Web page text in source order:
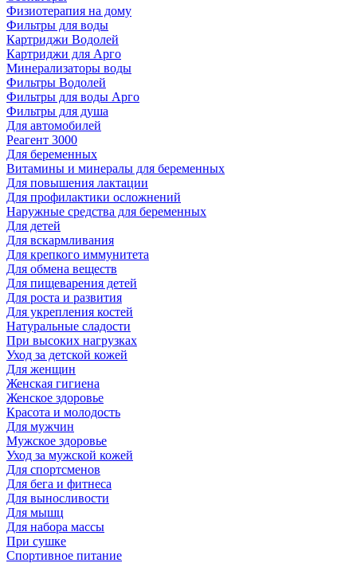
Физиотерапия на дому
Фильтры для воды
Картриджи Водолей
Картриджи для Арго
Минерализаторы воды
Фильтры Водолей
Фильтры для воды Арго
Фильтры для душа
Для автомобилей
Реагент 3000
Для беременных
Витамины и минералы для беременных
Для повышения лактации
Для профилактики осложнений
Наружные средства для беременных
Для детей
Для вскармливания
Для крепкого иммунитета
Для обмена веществ
Для пищеварения детей
Для роста и развития
Для укрепления костей
Натуральные сладости
При высоких нагрузках
Уход за детской кожей
Для женщин
Женская гигиена
Женское здоровье
Красота и молодость
Для мужчин
Мужское здоровье
Уход за мужской кожей
Для спортсменов
Для бега и фитнеса
Для выносливости
Для мышц
Для набора массы
При сушке
Спортивное питание